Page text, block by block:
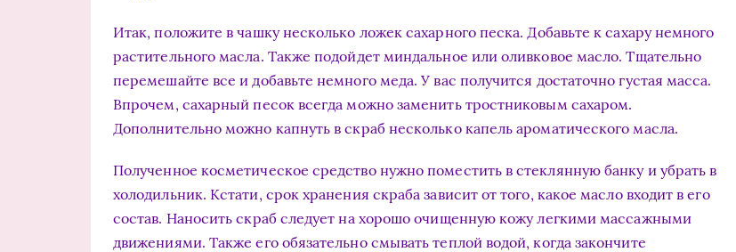
Итак, положите в чашку несколько ложек сахарного песка. Добавьте к сахару немного
растительного масла. Также подойдет миндальное или оливковое масло. Тщательно
перемешайте все и добавьте немного меда. У вас получится достаточно густая масса.
Впрочем, сахарный песок всегда можно заменить тростниковым сахаром.
Дополнительно можно капнуть в скраб несколько капель ароматического масла.
Полученное косметическое средство нужно поместить в стеклянную банку и убрать в
холодильник. Кстати, срок хранения скраба зависит от того, какое масло входит в его
состав. Наносить скраб следует на хорошо очищенную кожу легкими массажными
движениями. Также его обязательно смывать теплой водой, когда закончите